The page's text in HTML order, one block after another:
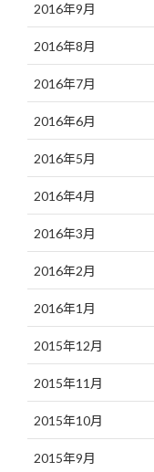
2016年9月
2016年8月
2016年7月
2016年6月
2016年5月
2016年4月
2016年3月
2016年2月
2016年1月
2015年12月
2015年11月
2015年10月
2015年9月